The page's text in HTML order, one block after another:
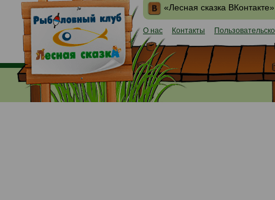
«Лесная сказка ВКонтакте»
О нас Контакты